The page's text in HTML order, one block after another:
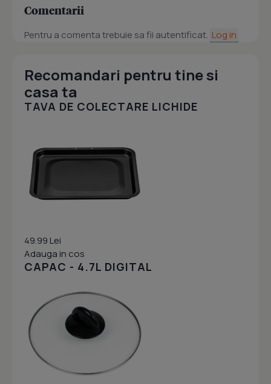
Comentarii
Pentru a comenta trebuie sa fii autentificat. Log in
Recomandari pentru tine si
casa ta
TAVA DE COLECTARE LICHIDE
49.99 Lei
Adauga in cos
CAPAC - 4.7L DIGITAL